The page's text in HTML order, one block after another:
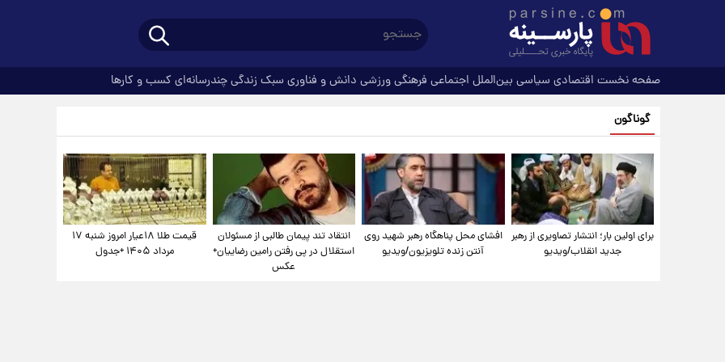
صفحه نخست اقتصادی سیاسی بین‌الملل اجتماعی فرهنگیورزشی دانش و فناوری سبک زندگیچندرسانه‌ای کسب و کارها
گوناگون
برای اولین بار؛ انتشار تصاویری از رهبر
جدید انقلاب/ویدیو
افشای محل پناهگاه‌ رهبر شهید روی
آنتن زنده تلویزیون/ویدیو
انتقاد تند پیمان طالبی از مسئولان
استقلال در پی رفتن رامین رضاییان+
عکس
قیمت طلا ۱۸عیار امروز شنبه ۱۷
مرداد ۱۴۰۵ +جدول